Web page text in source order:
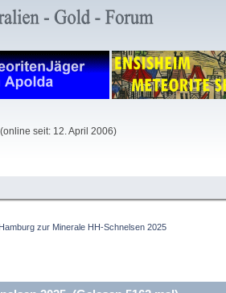
seit: 12. April 2006)
zur Minerale HH-Schnelsen 2025